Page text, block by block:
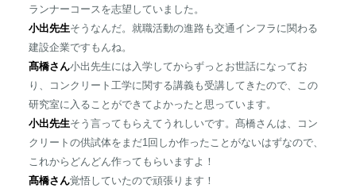
ランナーコースを志望していました。
小出先生そうなんだ。就職活動の進路も交通インフラに関わる
建設企業ですもんね。
髙橋さん小出先生には入学してからずっとお世話になってお
り、コンクリート工学に関する講義も受講してきたので、この
研究室に入ることができてよかったと思っています。
小出先生そう言ってもらえてうれしいです。髙橋さんは、コン
クリートの供試体をまだ1回しか作ったことがないはずなので、
これからどんどん作ってもらいますよ！
髙橋さん覚悟していたので頑張ります！